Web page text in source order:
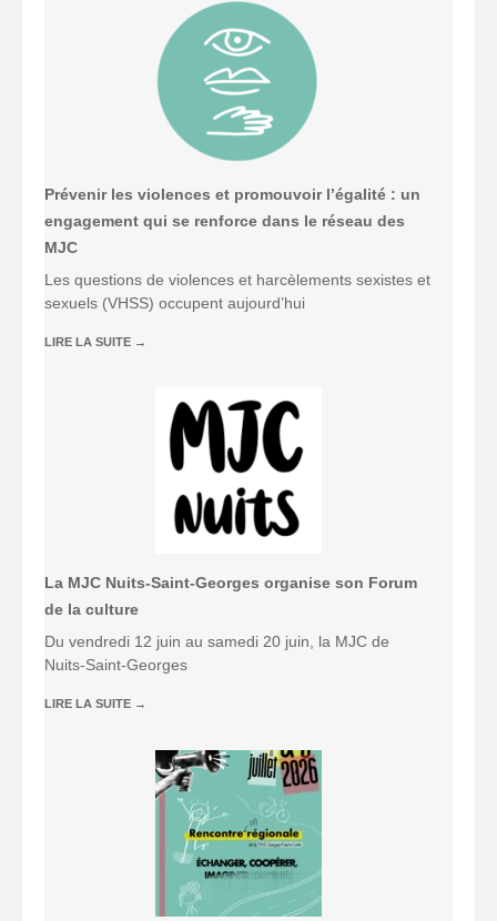
Prévenir les violences et promouvoir l’égalité : un
engagement qui se renforce dans le réseau des
MJC
Les questions de violences et harcèlements sexistes et
sexuels (VHSS) occupent aujourd’hui
LIRE LA SUITE →
La MJC Nuits-Saint-Georges organise son Forum
de la culture
Du vendredi 12 juin au samedi 20 juin, la MJC de
Nuits-Saint-Georges
LIRE LA SUITE →